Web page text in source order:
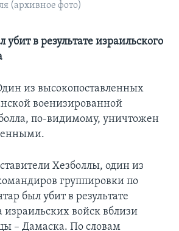
(архивное фото)
в результате израильского
из высокопоставленных
военизированной
по-видимому, уничтожен
Хезболлы, один из
группировки по
был убит в результате
израильских войск вблизи
– Дамаска. По словам